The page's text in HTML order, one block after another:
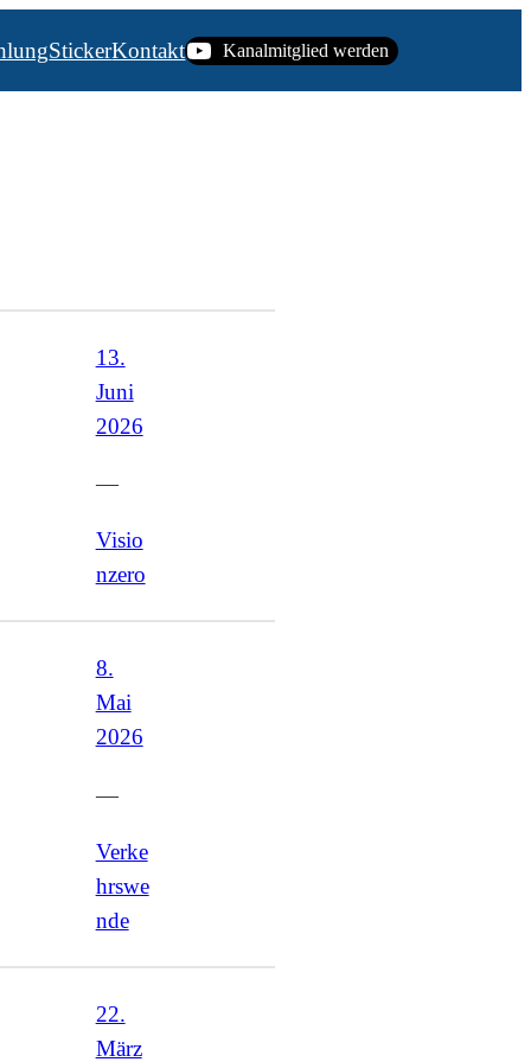
StickerKontakt Kanalmitglied werden
13.
Juni
2026
—
Visio
nzero
8.
Mai
2026
—
Verke
hrswe
nde
22.
März